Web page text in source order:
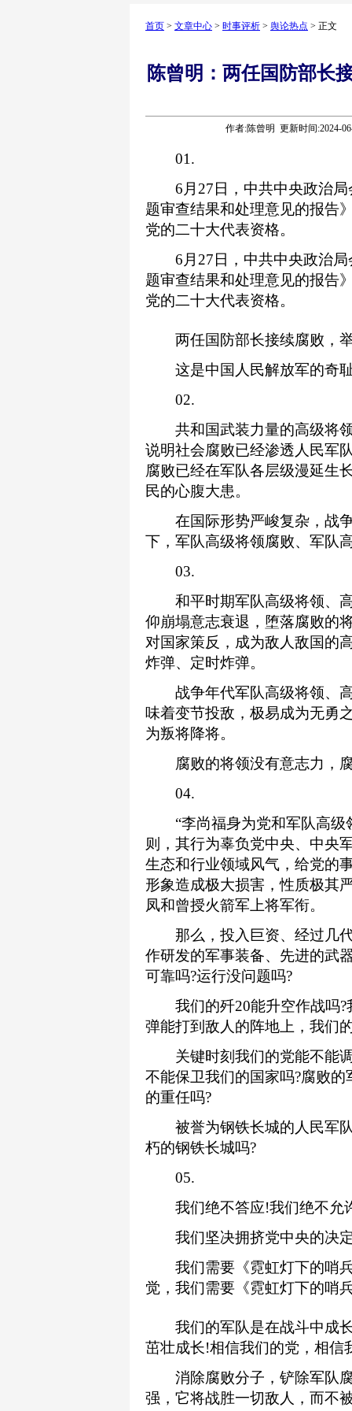
首页 > 文章中心 > 时事评析 > 舆论热点 > 正文
陈曾明：两任国防部长
作者:陈曾明 更新时间:2024-
01.
6月27日，中共中央政治局
题审查结果和处理意见的报告
党的二十大代表资格。
6月27日，中共中央政治局
题审查结果和处理意见的报告
党的二十大代表资格。
两任国防部长接续腐败，
这是中国人民解放军的奇耻
02.
共和国武装力量的高级将领
说明社会腐败已经渗透人民军
腐败已经在军队各层级漫延生
民的心腹大患。
在国际形势严峻复杂，战争
下，军队高级将领腐败、军队
03.
和平时期军队高级将领、高
仰崩塌意志衰退，堕落腐败的
对国家策反，成为敌人敌国的
炸弹、定时炸弹。
战争年代军队高级将领、高
味着变节投敌，极易成为无勇
为叛将降将。
腐败的将领没有意志力，腐
04.
“李尚福身为党和军队高级
则，其行为辜负党中央、中央
生态和行业领域风气，给党的
形象造成极大损害，性质极其
凤和曾授火箭军上将军衔。
那么，投入巨资、经过几代
作研发的军事装备、先进的武
可靠吗?运行没问题吗?
我们的歼20能升空作战吗?
弹能打到敌人的阵地上，我们
关键时刻我们的党能不能调
不能保卫我们的国家吗?腐败
的重任吗?
被誉为钢铁长城的人民军队
朽的钢铁长城吗?
05.
我们绝不答应!我们绝不允
我们坚决拥挤党中央的决定
我们需要《霓虹灯下的哨兵
觉，我们需要《霓虹灯下的哨
我们的军队是在战斗中成长
茁壮成长!相信我们的党，相信
消除腐败分子，铲除军队腐
强，它将战胜一切敌人，而不